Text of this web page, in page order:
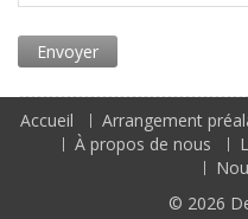
Accueil Arrangement
À propos de nous
© 2026